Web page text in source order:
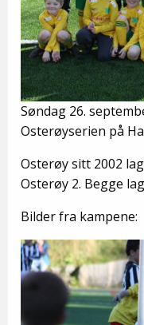
Søndag 26.
Osterøyserien på
Osterøy sitt 2002
Osterøy 2. Begge
Bilder fra kampene: